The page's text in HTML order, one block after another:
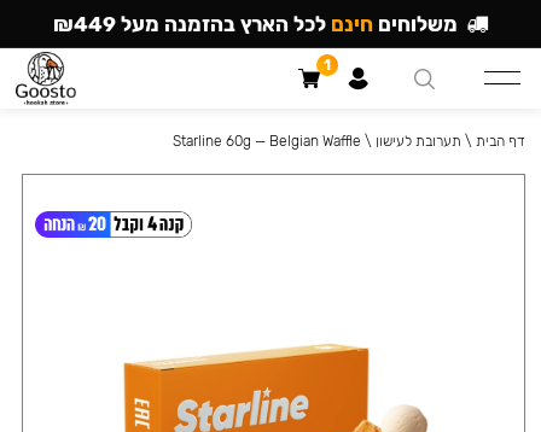
דף הבית \ תערובת לעישון \
Starline 60g — Belgian Waffle
משלוחים חינם לכל הארץ בהזמנה מעל ₪449
1